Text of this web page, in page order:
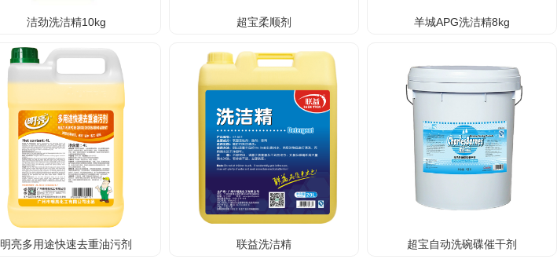
洁劲洗洁精10kg 超宝柔顺剂 羊城APG洗洁精8kg
明亮多用途快速去重油污剂 联益洗洁精 超宝自动洗碗碟催干剂